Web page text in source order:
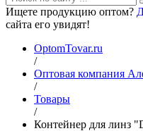
Ищете продукцию оптом?
сайта его увидят!
OptomTovar.ru
/
Оптовая компания
/
Товары
/
Контейнер для линз